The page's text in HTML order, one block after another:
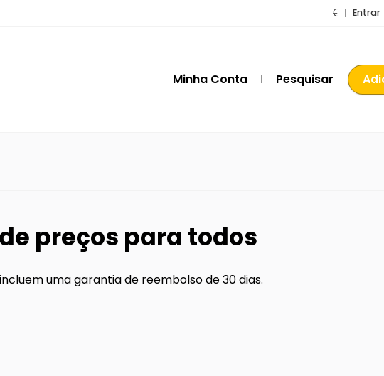
Entrar
Minha Conta Pesquisar
preços para todos
uma garantia de reembolso de 30 dias.